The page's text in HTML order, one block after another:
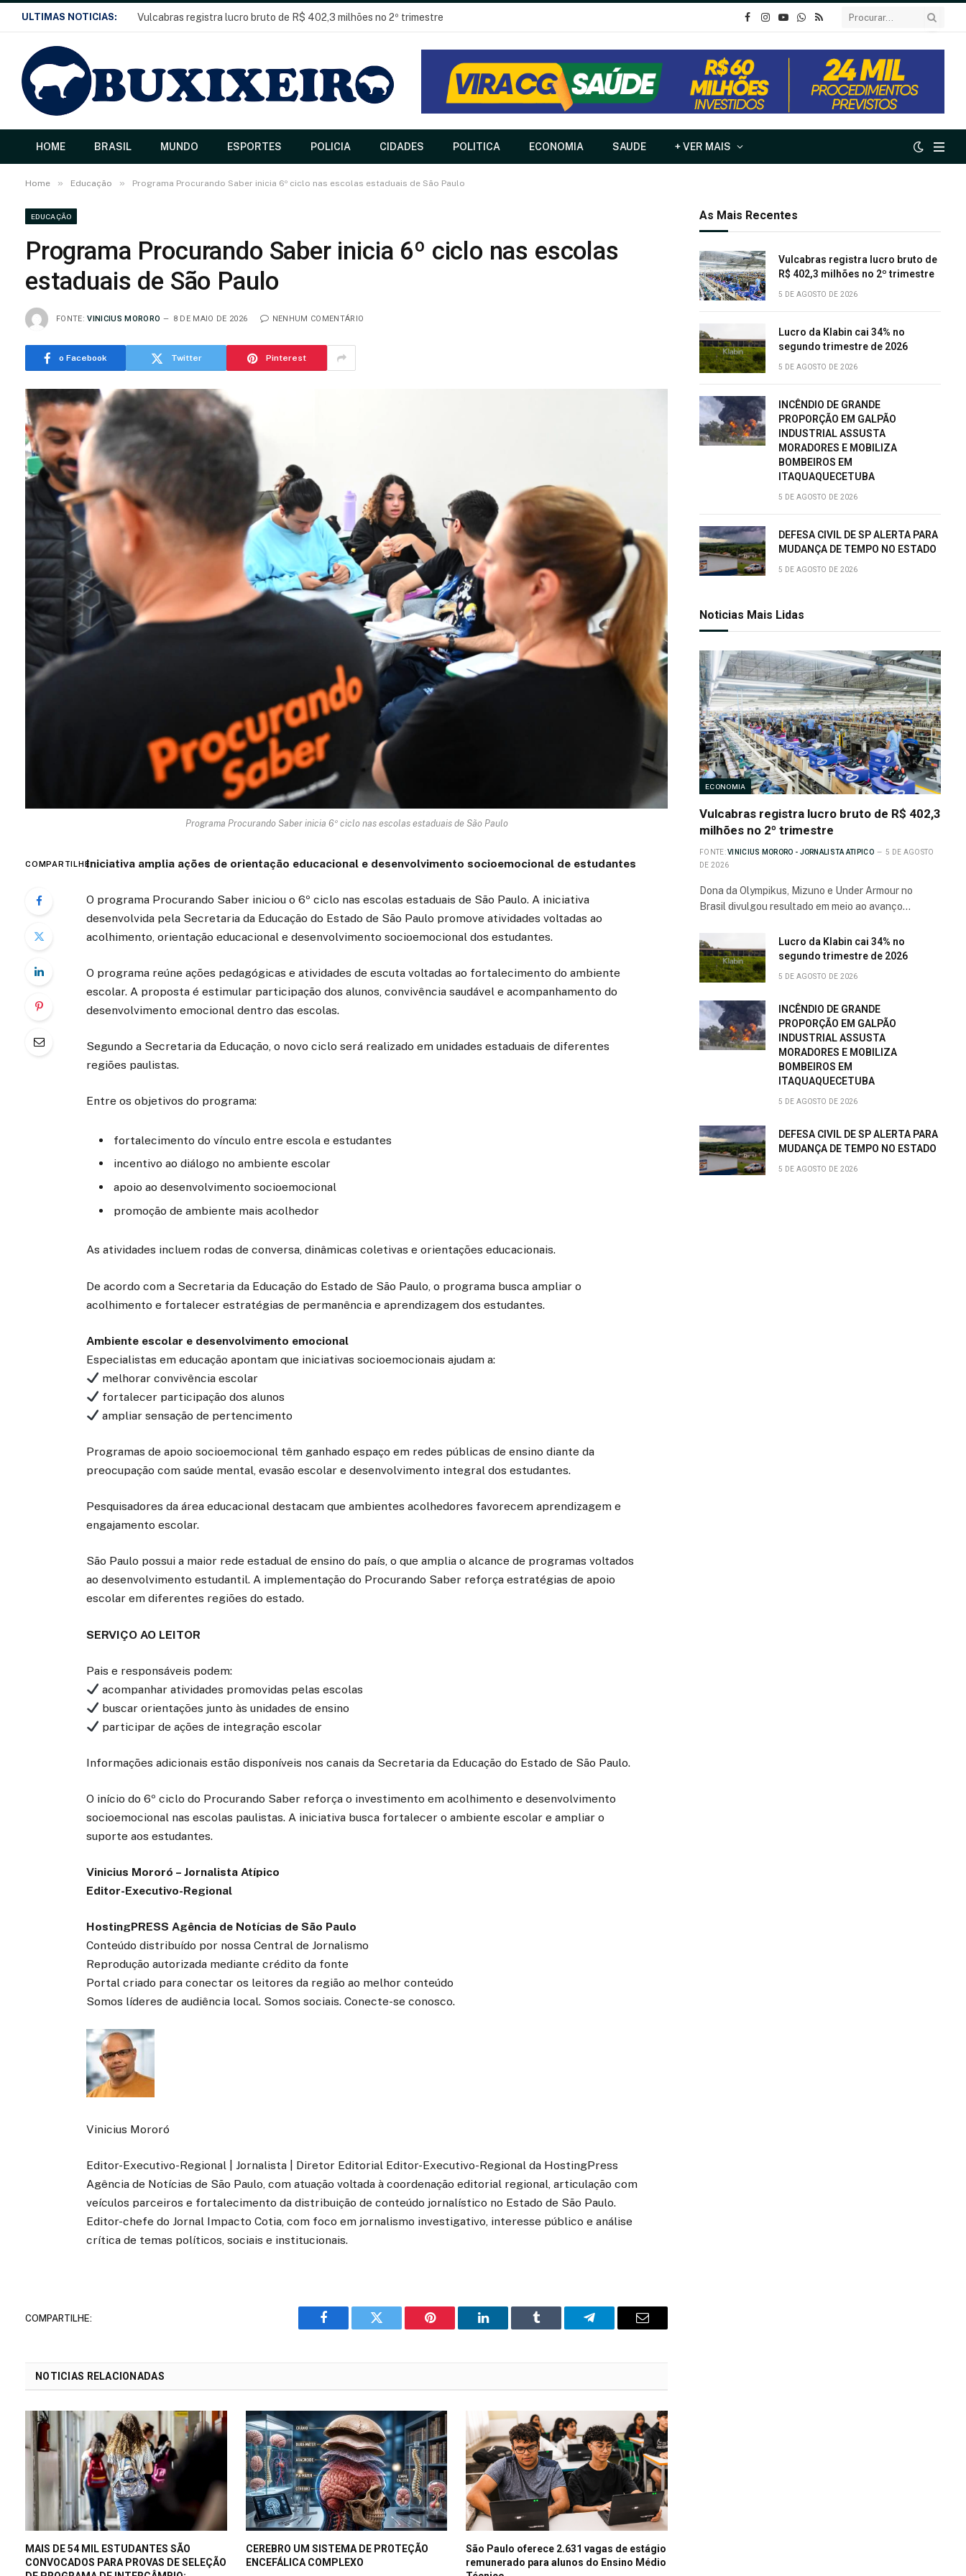
ULTIMAS NOTICIAS: Vulcabras registra lucro bruto de R$ 402,3 milhões no 2º trimestre
o
Instagram
YouTube
Whatsapp
RSS
HOME BRASIL MUNDO ESPORTES POLICIA CIDADES POLITICA ECONOMIA SAUDE + VER MAIS
Home » Educação » Programa Procurando Saber inicia 6º ciclo nas escolas estaduais de São Paulo
EDUCAÇÃO
Programa Procurando Saber inicia 6º ciclo nas escolas
estaduais de São Paulo
FONTE: VINICIUS MORORO 8 DE MAIO DE 2026 NENHUM COMENTÁRIO
o Facebook Twitter Pinterest
Programa Procurando Saber inicia 6º ciclo nas escolas estaduais de São Paulo
COMPARTILHE:Iniciativa amplia ações de orientação educacional e desenvolvimento socioemocional de estudantes
O programa Procurando Saber iniciou o 6º ciclo nas escolas estaduais de São Paulo. A iniciativa
desenvolvida pela Secretaria da Educação do Estado de São Paulo promove atividades voltadas ao
acolhimento, orientação educacional e desenvolvimento socioemocional dos estudantes.
O programa reúne ações pedagógicas e atividades de escuta voltadas ao fortalecimento do ambiente
escolar. A proposta é estimular participação dos alunos, convivência saudável e acompanhamento do
desenvolvimento emocional dentro das escolas.
Segundo a Secretaria da Educação, o novo ciclo será realizado em unidades estaduais de diferentes
regiões paulistas.
Entre os objetivos do programa:
fortalecimento do vínculo entre escola e estudantes
incentivo ao diálogo no ambiente escolar
apoio ao desenvolvimento socioemocional
promoção de ambiente mais acolhedor
As atividades incluem rodas de conversa, dinâmicas coletivas e orientações educacionais.
De acordo com a Secretaria da Educação do Estado de São Paulo, o programa busca ampliar o
acolhimento e fortalecer estratégias de permanência e aprendizagem dos estudantes.
Ambiente escolar e desenvolvimento emocional
Especialistas em educação apontam que iniciativas socioemocionais ajudam a:
melhorar convivência escolar
fortalecer participação dos alunos
ampliar sensação de pertencimento
Programas de apoio socioemocional têm ganhado espaço em redes públicas de ensino diante da
preocupação com saúde mental, evasão escolar e desenvolvimento integral dos estudantes.
Pesquisadores da área educacional destacam que ambientes acolhedores favorecem aprendizagem e
engajamento escolar.
São Paulo possui a maior rede estadual de ensino do país, o que amplia o alcance de programas voltados
ao desenvolvimento estudantil. A implementação do Procurando Saber reforça estratégias de apoio
escolar em diferentes regiões do estado.
SERVIÇO AO LEITOR
Pais e responsáveis podem:
acompanhar atividades promovidas pelas escolas
buscar orientações junto às unidades de ensino
participar de ações de integração escolar
Informações adicionais estão disponíveis nos canais da Secretaria da Educação do Estado de São Paulo.
O início do 6º ciclo do Procurando Saber reforça o investimento em acolhimento e desenvolvimento
socioemocional nas escolas paulistas. A iniciativa busca fortalecer o ambiente escolar e ampliar o
suporte aos estudantes.
Vinicius Mororó – Jornalista Atípico
Editor-Executivo-Regional
HostingPRESS Agência de Notícias de São Paulo
Conteúdo distribuído por nossa Central de Jornalismo
Reprodução autorizada mediante crédito da fonte
Portal criado para conectar os leitores da região ao melhor conteúdo
Somos líderes de audiência local. Somos sociais. Conecte-se conosco.
Vinicius Mororó
Editor-Executivo-Regional | Jornalista | Diretor Editorial Editor-Executivo-Regional da HostingPress
Agência de Notícias de São Paulo, com atuação voltada à coordenação editorial regional, articulação com
veículos parceiros e fortalecimento da distribuição de conteúdo jornalístico no Estado de São Paulo.
Editor-chefe do Jornal Impacto Cotia, com foco em jornalismo investigativo, interesse público e análise
crítica de temas políticos, sociais e institucionais.
COMPARTILHE:
o
Twitter Pinterest LinkedIn Tumblr TelegramaE-
NOTICIAS RELACIONADAS
MAIS DE 54 MIL ESTUDANTES SÃO
CONVOCADOS PARA PROVAS DE SELEÇÃO
CEREBRO UM SISTEMA DE PROTEÇÃO
ENCEFÁLICA COMPLEXO
São Paulo oferece 2.631 vagas de estágio
remunerado para alunos do Ensino Médio
As Mais Recentes
Vulcabras registra lucro bruto de
R$ 402,3 milhões no 2º trimestre
5 DE AGOSTO DE 2026
Lucro da Klabin cai 34% no
segundo trimestre de 2026
5 DE AGOSTO DE 2026
INCÊNDIO DE GRANDE
PROPORÇÃO EM GALPÃO
INDUSTRIAL ASSUSTA
MORADORES E MOBILIZA
BOMBEIROS EM
ITAQUAQUECETUBA
5 DE AGOSTO DE 2026
DEFESA CIVIL DE SP ALERTA PARA
MUDANÇA DE TEMPO NO ESTADO
5 DE AGOSTO DE 2026
Noticias Mais Lidas
ECONOMIA
Vulcabras registra lucro bruto de R$ 402,3
milhões no 2º trimestre
FONTE: VINICIUS MORORO - JORNALISTA ATIPICO
5 DE AGOSTO
DE 2026
Dona da Olympikus, Mizuno e Under Armour no
Brasil divulgou resultado em meio ao avanço…
Lucro da Klabin cai 34% no
segundo trimestre de 2026
5 DE AGOSTO DE 2026
INCÊNDIO DE GRANDE
PROPORÇÃO EM GALPÃO
INDUSTRIAL ASSUSTA
MORADORES E MOBILIZA
BOMBEIROS EM
ITAQUAQUECETUBA
5 DE AGOSTO DE 2026
DEFESA CIVIL DE SP ALERTA PARA
MUDANÇA DE TEMPO NO ESTADO
5 DE AGOSTO DE 2026